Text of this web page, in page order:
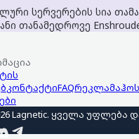
სერვერების სია
თანამედროვე
კონტაქტიFAQრეკლამა
Lagnetic. ყველა უფლება